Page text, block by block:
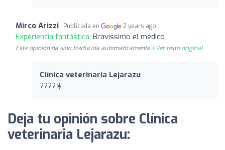
Mirco Arizzi Publicada en 2 years ago
Experiencia fantástica: Bravissimo el médico
Esta opinión ha sido traducida automáticamente. | Ver texto original
Clínica veterinaria Lejarazu
????☀️
Deja tu opinión sobre Clínica
veterinaria Lejarazu: